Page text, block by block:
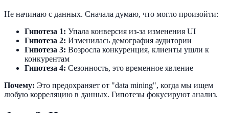
Не начинаю с данных. Сначала думаю, что могло произойти:
Гипотеза 1: Упала конверсия из-за изменения UI
Гипотеза 2: Изменилась демография аудитории
Гипотеза 3: Возросла конкуренция, клиенты ушли к
конкурентам
Гипотеза 4: Сезонность, это временное явление
Почему: Это предохраняет от "data mining", когда мы ищем
любую корреляцию в данных. Гипотезы фокусируют анализ.